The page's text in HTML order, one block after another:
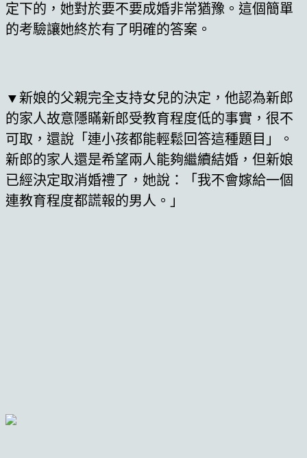
定下的，她對於要不要成婚非常猶豫。這個簡單
的考驗讓她終於有了明確的答案。
▼新娘的父親完全支持女兒的決定，他認為新郎
的家人故意隱瞞新郎受教育程度低的事實，很不
可取，還說「連小孩都能輕鬆回答這種題目」。
新郎的家人還是希望兩人能夠繼續結婚，但新娘
已經決定取消婚禮了，她說：「我不會嫁給一個
連教育程度都謊報的男人。」